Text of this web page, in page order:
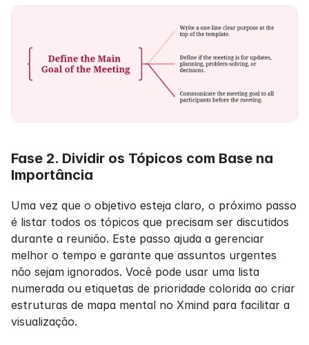
Fase 2. Dividir os Tópicos com Base na
Importância
Uma vez que o objetivo esteja claro, o próximo passo
é listar todos os tópicos que precisam ser discutidos
durante a reunião. Este passo ajuda a gerenciar
melhor o tempo e garante que assuntos urgentes
não sejam ignorados. Você pode usar uma lista
numerada ou etiquetas de prioridade colorida ao criar
estruturas de mapa mental no Xmind para facilitar a
visualização.